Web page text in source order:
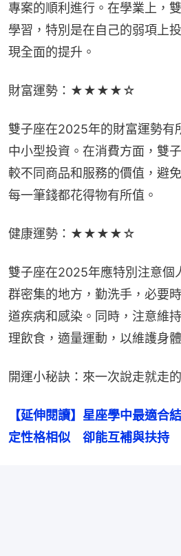
專案的順利進行。在學業上，
學習，特別是在自己的弱項上
現全面的提升。
財富運勢：★★★★☆
雙子座在2025年的財富運勢有
中小型投資。在消費方面，雙
較不同商品和服務的價值，避
每一筆錢都花得物有所值。
健康運勢：★★★★☆
雙子座在2025年應特別注意個
群密集的地方，勤洗手，必要
道疾病和感染。同時，注意維
理飲食，適量運動，以維護身
開運小秘訣：來一次說走就走
【延伸閱讀】星座學中最適合
定性格相似　卻能互補與扶持